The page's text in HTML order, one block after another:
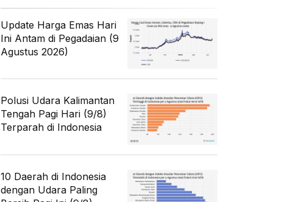
Update Harga Emas Hari
Ini Antam di Pegadaian (9
Agustus 2026)
Polusi Udara Kalimantan
Tengah Pagi Hari (9/8)
Terparah di Indonesia
10 Daerah di Indonesia
dengan Udara Paling